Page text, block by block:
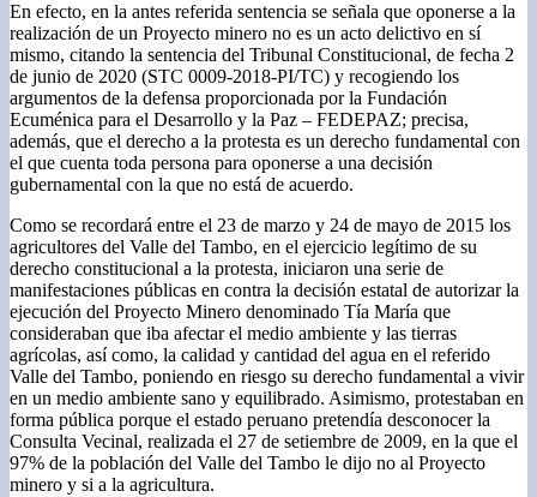
En efecto, en la antes referida sentencia se señala que oponerse a la
realización de un Proyecto minero no es un acto delictivo en sí
mismo, citando la sentencia del Tribunal Constitucional, de fecha 2
de junio de 2020 (STC 0009-2018-PI/TC) y recogiendo los
argumentos de la defensa proporcionada por la Fundación
Ecuménica para el Desarrollo y la Paz – FEDEPAZ; precisa,
además, que el derecho a la protesta es un derecho fundamental con
el que cuenta toda persona para oponerse a una decisión
gubernamental con la que no está de acuerdo.
Como se recordará entre el 23 de marzo y 24 de mayo de 2015 los
agricultores del Valle del Tambo, en el ejercicio legítimo de su
derecho constitucional a la protesta, iniciaron una serie de
manifestaciones públicas en contra la decisión estatal de autorizar la
ejecución del Proyecto Minero denominado Tía María que
consideraban que iba afectar el medio ambiente y las tierras
agrícolas, así como, la calidad y cantidad del agua en el referido
Valle del Tambo, poniendo en riesgo su derecho fundamental a vivir
en un medio ambiente sano y equilibrado. Asimismo, protestaban en
forma pública porque el estado peruano pretendía desconocer la
Consulta Vecinal, realizada el 27 de setiembre de 2009, en la que el
97% de la población del Valle del Tambo le dijo no al Proyecto
minero y si a la agricultura.